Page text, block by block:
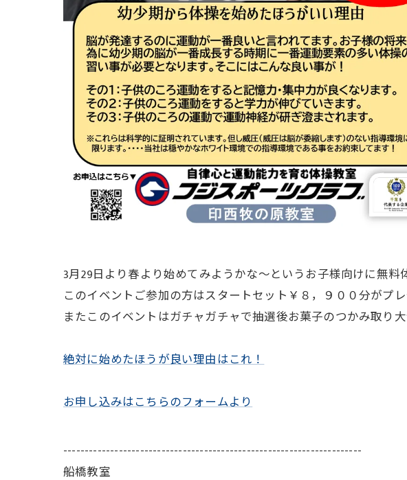
3月29日より春より始めてみようかな～というお子様向けに無料
このイベントご参加の方はスタートセット￥８，９００分がプ
またこのイベントはガチャガチャで抽選後お菓子のつかみ取り
絶対に始めたほうが良い理由はこれ！
お申し込みはこちらのフォームより
----------------------------------------------------------------------
船橋教室